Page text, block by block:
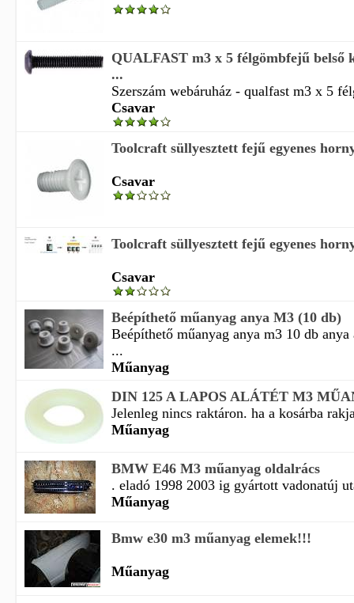
QUALFAST m3 x 5 félgömbfejű belső
...
Szerszám webáruház - qualfast m3 x 5
Csavar
Toolcraft süllyesztett fejű egyenes
Csavar
Toolcraft süllyesztett fejű egyenes
Csavar
Beépíthető műanyag anya M3 (10 db)
Beépíthető műanyag anya m3 10 db
...
Műanyag
DIN 125 A LAPOS ALÁTÉT M3
Jelenleg nincs raktáron. ha a kosárba
Műanyag
BMW E46 M3 műanyag oldalrács
. eladó 1998 2003 ig gyártott vadonatúj
Műanyag
Bmw e30 m3 műanyag elemek!!!
Műanyag